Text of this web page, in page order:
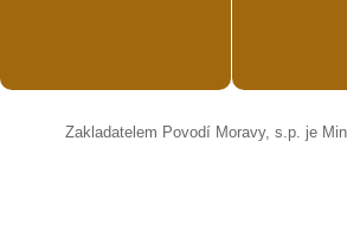
Zakladatelem Povodí Moravy, s.p. je